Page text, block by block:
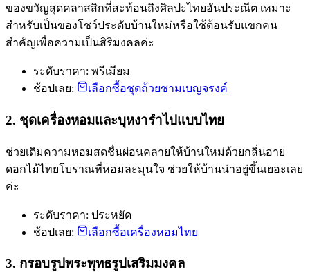
ของขวัญสุดคลาสสิกที่สะท้อนถึงศิลปะไทยอันประณีต เหมาะ
สำหรับเป็นของโชว์ประดับบ้านใหม่หรือใช้ต้อนรับแขกคน
สำคัญเพื่อความเป็นสิริมงคลค่ะ
ระดับราคา: พรีเมียม
ช้อปเลย:
เลือกซื้อชุดถ้วยชามเบญจรงค์
2. ชุดเครื่องหอมและบุหงารำไปแบบไทย
ช่วยเติมความหอมสดชื่นผ่อนคลายให้บ้านใหม่ด้วยกลิ่นอาย
ดอกไม้ไทยโบราณที่หอมละมุนใจ ช่วยให้บ้านน่าอยู่ขึ้นเยอะเลย
ค่ะ
ระดับราคา: ประหยัด
ช้อปเลย:
เลือกซื้อเครื่องหอมไทย
3. กรอบรูปพระพุทธรูปเสริมมงคล